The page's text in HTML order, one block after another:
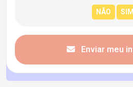
Enviar meu